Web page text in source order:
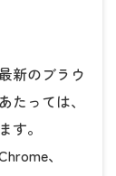
新のブラウ
っては、
す。
、